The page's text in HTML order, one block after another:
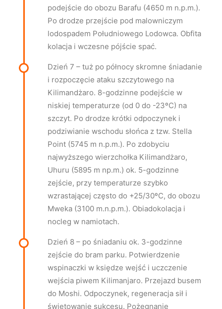
podejście do obozu Barafu (4650 m n.p.m.).
Po drodze przejście pod malowniczym
lodospadem Południowego Lodowca. Obfita
kolacja i wczesne pójście spać.
Dzień 7 – tuż po północy skromne śniadanie
i rozpoczęcie ataku szczytowego na
Kilimandżaro. 8-godzinne podejście w
niskiej temperaturze (od 0 do -23ºC) na
szczyt. Po drodze krótki odpoczynek i
podziwianie wschodu słońca z tzw. Stella
Point (5745 m n.p.m.). Po zdobyciu
najwyższego wierzchołka Kilimandżaro,
Uhuru (5895 m np.m.) ok. 5-godzinne
zejście, przy temperaturze szybko
wzrastającej często do +25/30ºC, do obozu
Mweka (3100 m.n.p.m.). Obiadokolacja i
nocleg w namiotach.
Dzień 8 – po śniadaniu ok. 3-godzinne
zejście do bram parku. Potwierdzenie
wspinaczki w księdze wejść i uczczenie
wejścia piwem Kilimanjaro. Przejazd busem
do Moshi. Odpoczynek, regeneracja sił i
świętowanie sukcesu. Pożegnanie